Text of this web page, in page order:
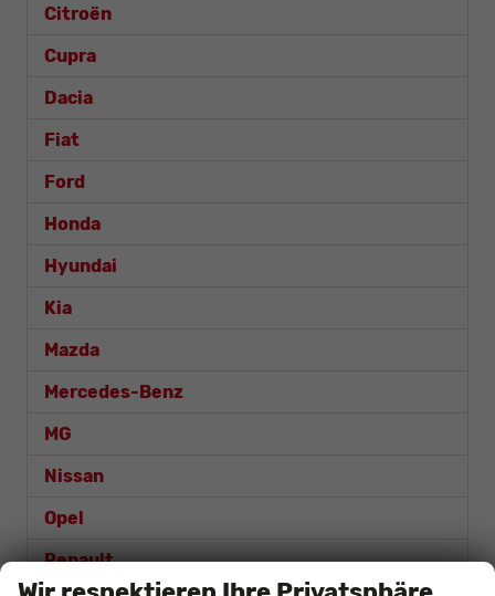
Citroën
Cupra
Dacia
Fiat
Ford
Honda
Hyundai
Kia
Mazda
Mercedes-Benz
MG
Nissan
Opel
Renault